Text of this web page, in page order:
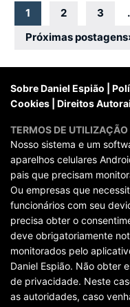
Navegação
por
posts
1 2 3
Próximas postagens
Sobre Daniel Espião
Cookies
Direitos
TERMOS DE UTILIZAÇÃO
Nosso sistema e um
aparelhos celulares
pais que precisam
Ou empresas que
funcionários com seu
precisa obter o
deve obrigatoriamente
monitorados pelo
Daniel Espião. Não obter
de privacidade. Neste
as autoridades, caso